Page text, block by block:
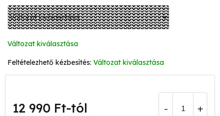
Változat kiválasztása
Változat kiválasztása
12 990 Ft-tól